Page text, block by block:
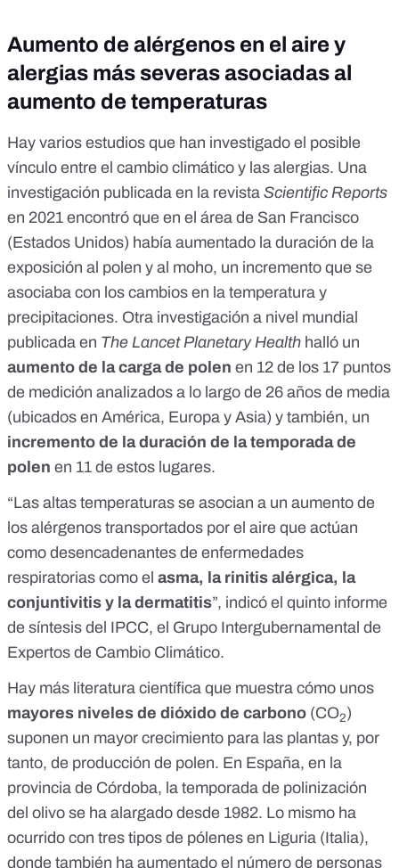
Aumento de alérgenos en el aire y
alergias más severas asociadas al
aumento de temperaturas
Hay varios estudios que han investigado el posible
vínculo entre el cambio climático y las alergias. Una
investigación publicada en la revista Scientific Reports
en 2021 encontró que en el área de San Francisco
(Estados Unidos) había aumentado la duración de la
exposición al polen y al moho, un incremento que se
asociaba con los cambios en la temperatura y
precipitaciones. Otra investigación a nivel mundial
publicada en The Lancet Planetary Health halló un
aumento de la carga de polen en 12 de los 17 puntos
de medición analizados a lo largo de 26 años de media
(ubicados en América, Europa y Asia) y también, un
incremento de la duración de la temporada de
polen en 11 de estos lugares.
“Las altas temperaturas se asocian a un aumento de
los alérgenos transportados por el aire que actúan
como desencadenantes de enfermedades
respiratorias como el asma, la rinitis alérgica, la
conjuntivitis y la dermatitis”, indicó el quinto informe
de síntesis del IPCC, el Grupo Intergubernamental de
Expertos de Cambio Climático.
Hay más literatura científica que muestra cómo unos
mayores niveles de dióxido de carbono (CO2)
suponen un mayor crecimiento para las plantas y, por
tanto, de producción de polen. En España, en la
provincia de Córdoba, la temporada de polinización
del olivo se ha alargado desde 1982. Lo mismo ha
ocurrido con tres tipos de pólenes en Liguria (Italia),
donde también ha aumentado el número de personas